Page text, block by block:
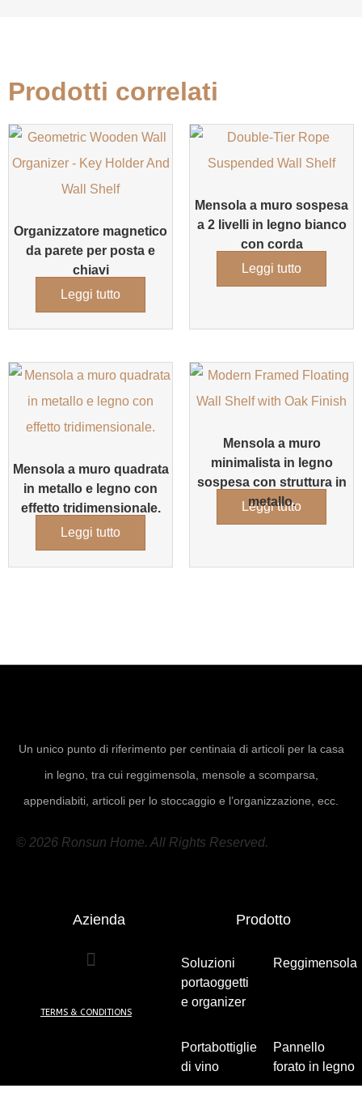
Prodotti correlati
Organizzatore magnetico
da parete per posta e
chiavi
Leggi tutto
Mensola a muro sospesa
a 2 livelli in legno bianco
con corda
Leggi tutto
Mensola a muro quadrata
in metallo e legno con
effetto tridimensionale.
Leggi tutto
Mensola a muro
minimalista in legno
sospesa con struttura in
metallo.
Leggi tutto
Un unico punto di riferimento per centinaia di articoli per la casa
in legno, tra cui reggimensola, mensole a scomparsa,
appendiabiti, articoli per lo stoccaggio e l’organizzazione, ecc.
© 2026 Ronsun Home. All Rights Reserved.
Azienda
TERMS & CONDITIONS
Prodotto
Soluzioni
portaoggetti
e organizer
Reggimensola
Portabottiglie
di vino
Pannello
forato in legno
(5)